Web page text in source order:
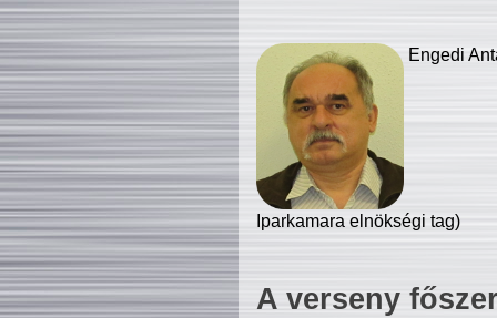
Engedi
Iparkamara elnökségi tag)
A verseny